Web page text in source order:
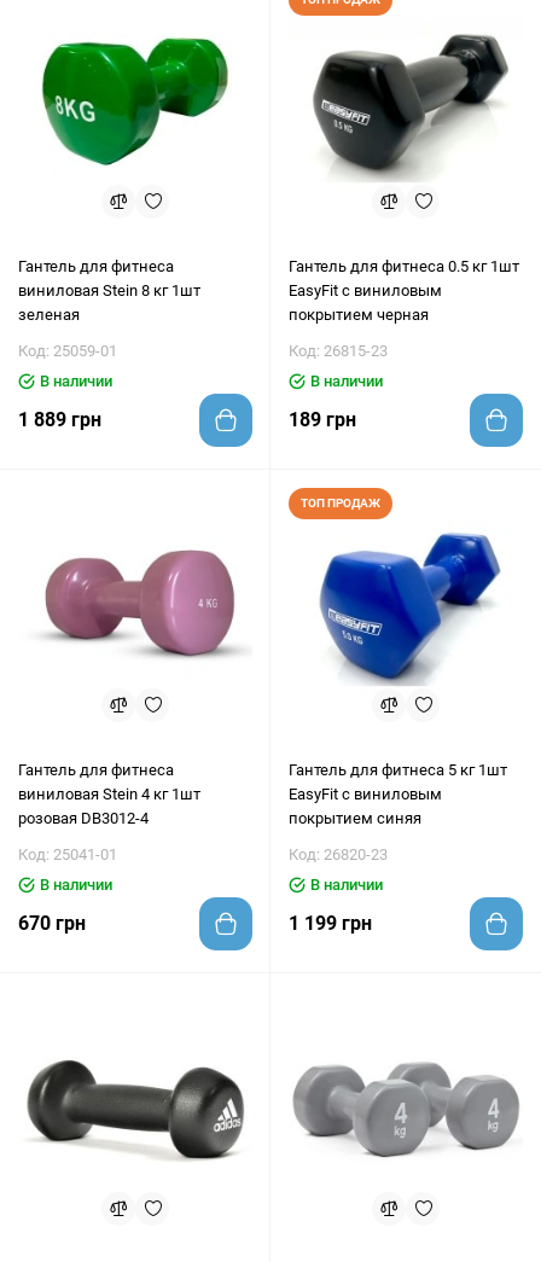
Гантель для фитнеса
виниловая Stein 8 кг 1шт
зеленая
Код: 25059-01
В наличии
1 889 грн
Гантель для фитнеса 0.5 кг 1шт
EasyFit с виниловым
покрытием черная
Код: 26815-23
В наличии
189 грн
Гантель для фитнеса
виниловая Stein 4 кг 1шт
розовая DB3012-4
Код: 25041-01
В наличии
670 грн
ТОП ПРОДАЖ
Гантель для фитнеса 5 кг 1шт
EasyFit с виниловым
покрытием синяя
Код: 26820-23
В наличии
1 199 грн